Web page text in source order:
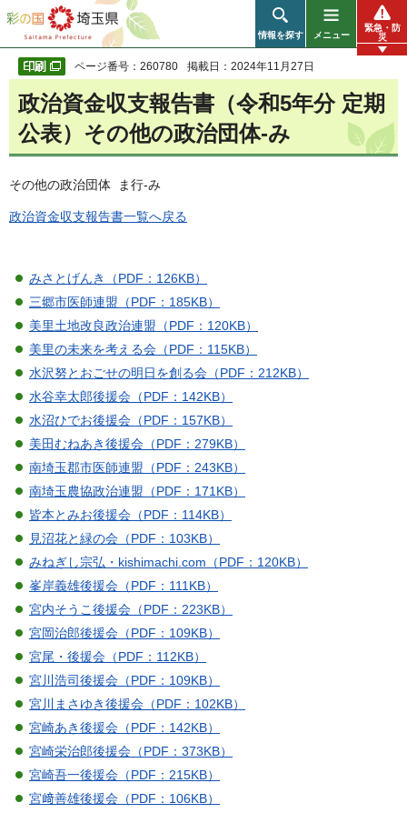
彩の国 埼玉県
情報を探す メニュー
緊急・防
災
ページ番号：260780 掲載日：2024年11月27日
政治資金収支報告書（令和5年分 定期
公表）その他の政治団体-み
その他の政治団体 ま行-み
政治資金収支報告書一覧へ戻る
みさとげんき（PDF：126KB）
三郷市医師連盟（PDF：185KB）
美里土地改良政治連盟（PDF：120KB）
美里の未来を考える会（PDF：115KB）
水沢努とおごせの明日を創る会（PDF：212KB）
水谷幸太郎後援会（PDF：142KB）
水沼ひでお後援会（PDF：157KB）
美田むねあき後援会（PDF：279KB）
南埼玉郡市医師連盟（PDF：243KB）
南埼玉農協政治連盟（PDF：171KB）
皆本とみお後援会（PDF：114KB）
見沼花と緑の会（PDF：103KB）
みねぎし宗弘・kishimachi.com（PDF：120KB）
峯岸義雄後援会（PDF：111KB）
宮内そうこ後援会（PDF：223KB）
宮岡治郎後援会（PDF：109KB）
宮尾・後援会（PDF：112KB）
宮川浩司後援会（PDF：109KB）
宮川まさゆき後援会（PDF：102KB）
宮崎あき後援会（PDF：142KB）
宮崎栄治郎後援会（PDF：373KB）
宮崎吾一後援会（PDF：215KB）
宮﨑善雄後援会（PDF：106KB）